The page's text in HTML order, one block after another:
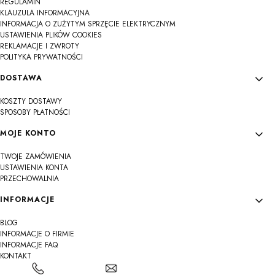
KLAUZULA INFORMACYJNA
INFORMACJA O ZUŻYTYM SPRZĘCIE ELEKTRYCZNYM
USTAWIENIA PLIKÓW COOKIES
REKLAMACJE I ZWROTY
POLITYKA PRYWATNOŚCI
DOSTAWA
KOSZTY DOSTAWY
SPOSOBY PŁATNOŚCI
MOJE KONTO
TWOJE ZAMÓWIENIA
USTAWIENIA KONTA
PRZECHOWALNIA
INFORMACJE
BLOG
INFORMACJE O FIRMIE
INFORMACJE FAQ
KONTAKT